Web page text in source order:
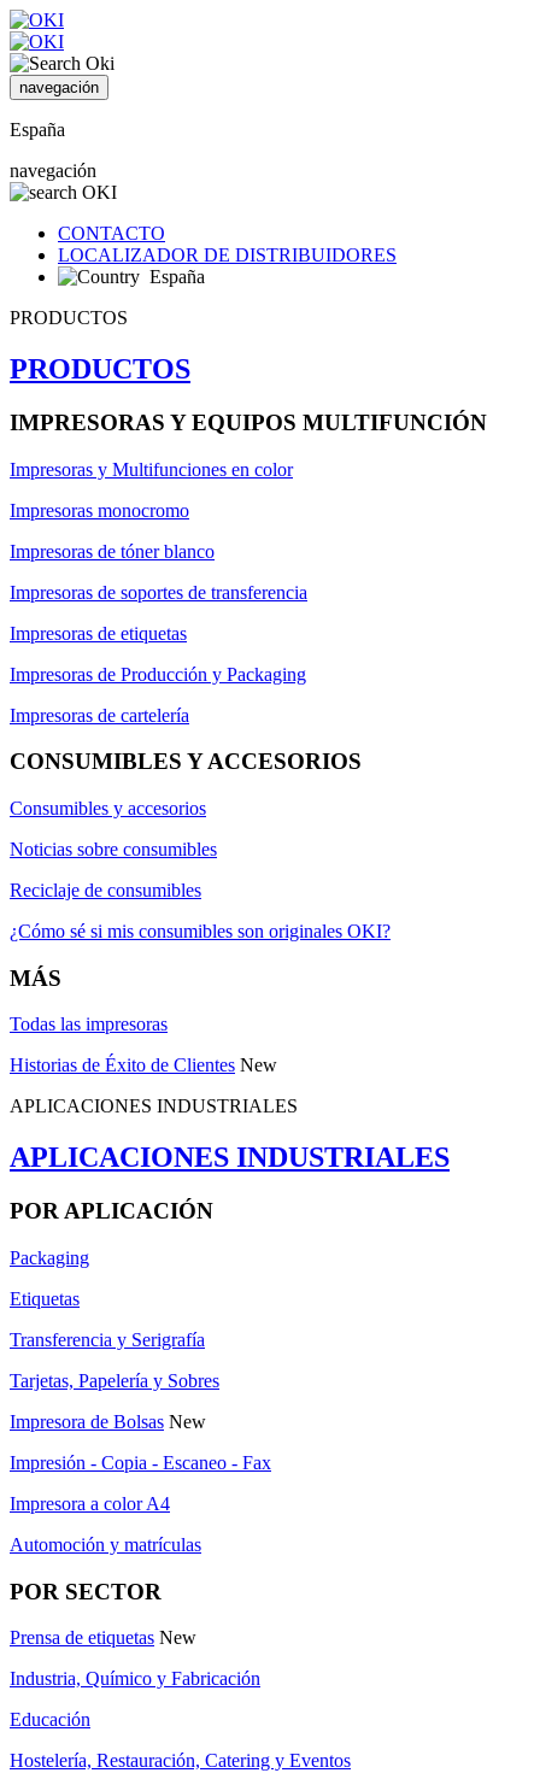
navegación
España
navegación
CONTACTO
LOCALIZADOR DE DISTRIBUIDORES
España
PRODUCTOS
PRODUCTOS
IMPRESORAS Y EQUIPOS MULTIFUNCIÓN
Impresoras y Multifunciones en color
Impresoras monocromo
Impresoras de tóner blanco
Impresoras de soportes de transferencia
Impresoras de etiquetas
Impresoras de Producción y Packaging
Impresoras de cartelería
CONSUMIBLES Y ACCESORIOS
Consumibles y accesorios
Noticias sobre consumibles
Reciclaje de consumibles
¿Cómo sé si mis consumibles son originales OKI?
MÁS
Todas las impresoras
Historias de Éxito de Clientes New
APLICACIONES INDUSTRIALES
APLICACIONES INDUSTRIALES
POR APLICACIÓN
Packaging
Etiquetas
Transferencia y Serigrafía
Tarjetas, Papelería y Sobres
Impresora de Bolsas New
Impresión - Copia - Escaneo - Fax
Impresora a color A4
Automoción y matrículas
POR SECTOR
Prensa de etiquetas New
Industria, Químico y Fabricación
Educación
Hostelería, Restauración, Catering y Eventos